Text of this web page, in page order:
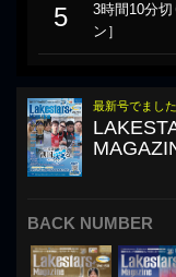
5
3時間10分
ン］
最新号でました
BACK NUMBER